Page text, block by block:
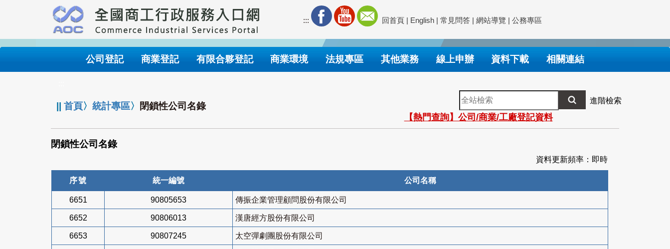
要
內
::: 回首頁 | English | 常見問答 | 網站導覽 | 公務專區
公司登記 商業登記 有限合夥登記 商業環境 法規專區 其他業務 線上申辦 資料下載 相關連結
||首頁〉統計專區〉 閉鎖性公司名錄
全
站
檢
索
進階檢索
【熱門查詢】公司/商業/工廠登記資料
閉鎖性公司名錄
資料更新頻率：即時
序號 統一編號 公司名稱
6651 90805653 傳振企業管理顧問股份有限公司
6652 90806013 漢唐經方股份有限公司
6653 90807245 太空彈劇團股份有限公司